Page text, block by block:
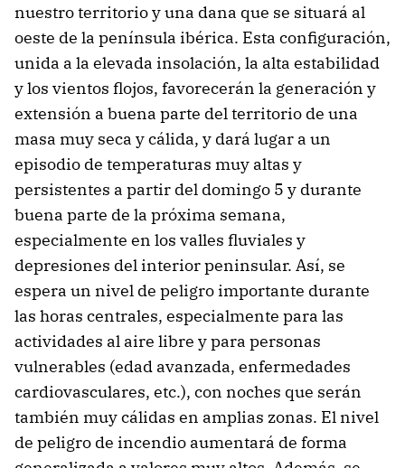
nuestro territorio y una dana que se situará al
oeste de la península ibérica. Esta configuración,
unida a la elevada insolación, la alta estabilidad
y los vientos flojos, favorecerán la generación y
extensión a buena parte del territorio de una
masa muy seca y cálida, y dará lugar a un
episodio de temperaturas muy altas y
persistentes a partir del domingo 5 y durante
buena parte de la próxima semana,
especialmente en los valles fluviales y
depresiones del interior peninsular. Así, se
espera un nivel de peligro importante durante
las horas centrales, especialmente para las
actividades al aire libre y para personas
vulnerables (edad avanzada, enfermedades
cardiovasculares, etc.), con noches que serán
también muy cálidas en amplias zonas. El nivel
de peligro de incendio aumentará de forma